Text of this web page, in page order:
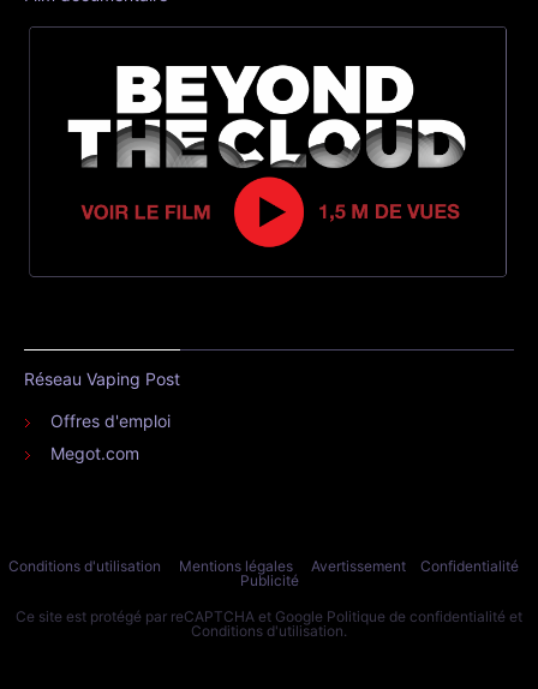
Réseau Vaping Post
Offres d'emploi
Megot.com
Conditions d'utilisation Mentions légales Avertissement
Confidentialité
Publicité
Ce site est protégé par reCAPTCHA et Google Politique de confidentialité et
Conditions d'utilisation.